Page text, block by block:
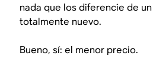
nada que los diferencie de
totalmente nuevo.
Bueno, sí: el menor precio.